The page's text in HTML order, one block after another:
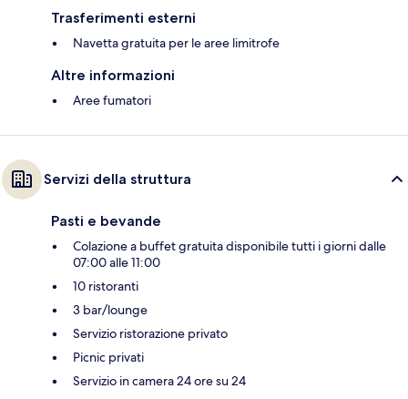
Trasferimenti esterni
Navetta gratuita per le aree limitrofe
Altre informazioni
Aree fumatori
Servizi della struttura
Pasti e bevande
Colazione a buffet gratuita disponibile tutti i giorni dalle
07:00 alle 11:00
10 ristoranti
3 bar/lounge
Servizio ristorazione privato
Picnic privati
Servizio in camera 24 ore su 24